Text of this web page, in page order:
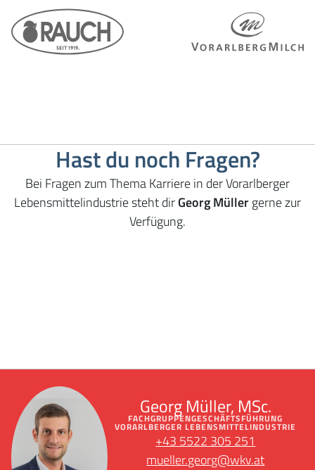
Hast du noch Fragen?
Bei Fragen zum Thema Karriere in der Vorarlberger
Lebensmittelindustrie steht dirGeorg Müllergerne zur
Verfügung.
Georg Müller, MSc.
FACHGRUPPENGESCHÄFTSFÜHRUNG
VORARLBERGER LEBENSMITTELINDUSTRIE
+43 5522 305 251
mueller.georg@wkv.at